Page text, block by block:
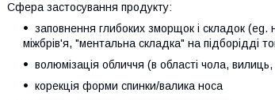
Сфера застосування продукту:
заповнення глибоких зморщок і складок (eg.
міжбрів'я, "ментальна складка" на підборідді
волюмізація обличчя (в області чола, вилиць,
корекція форми спинки/валика носа